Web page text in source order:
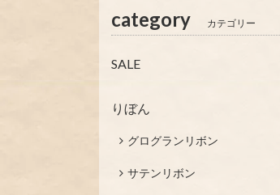
category カテゴリー
SALE
りぼん
グログランリボン
サテンリボン